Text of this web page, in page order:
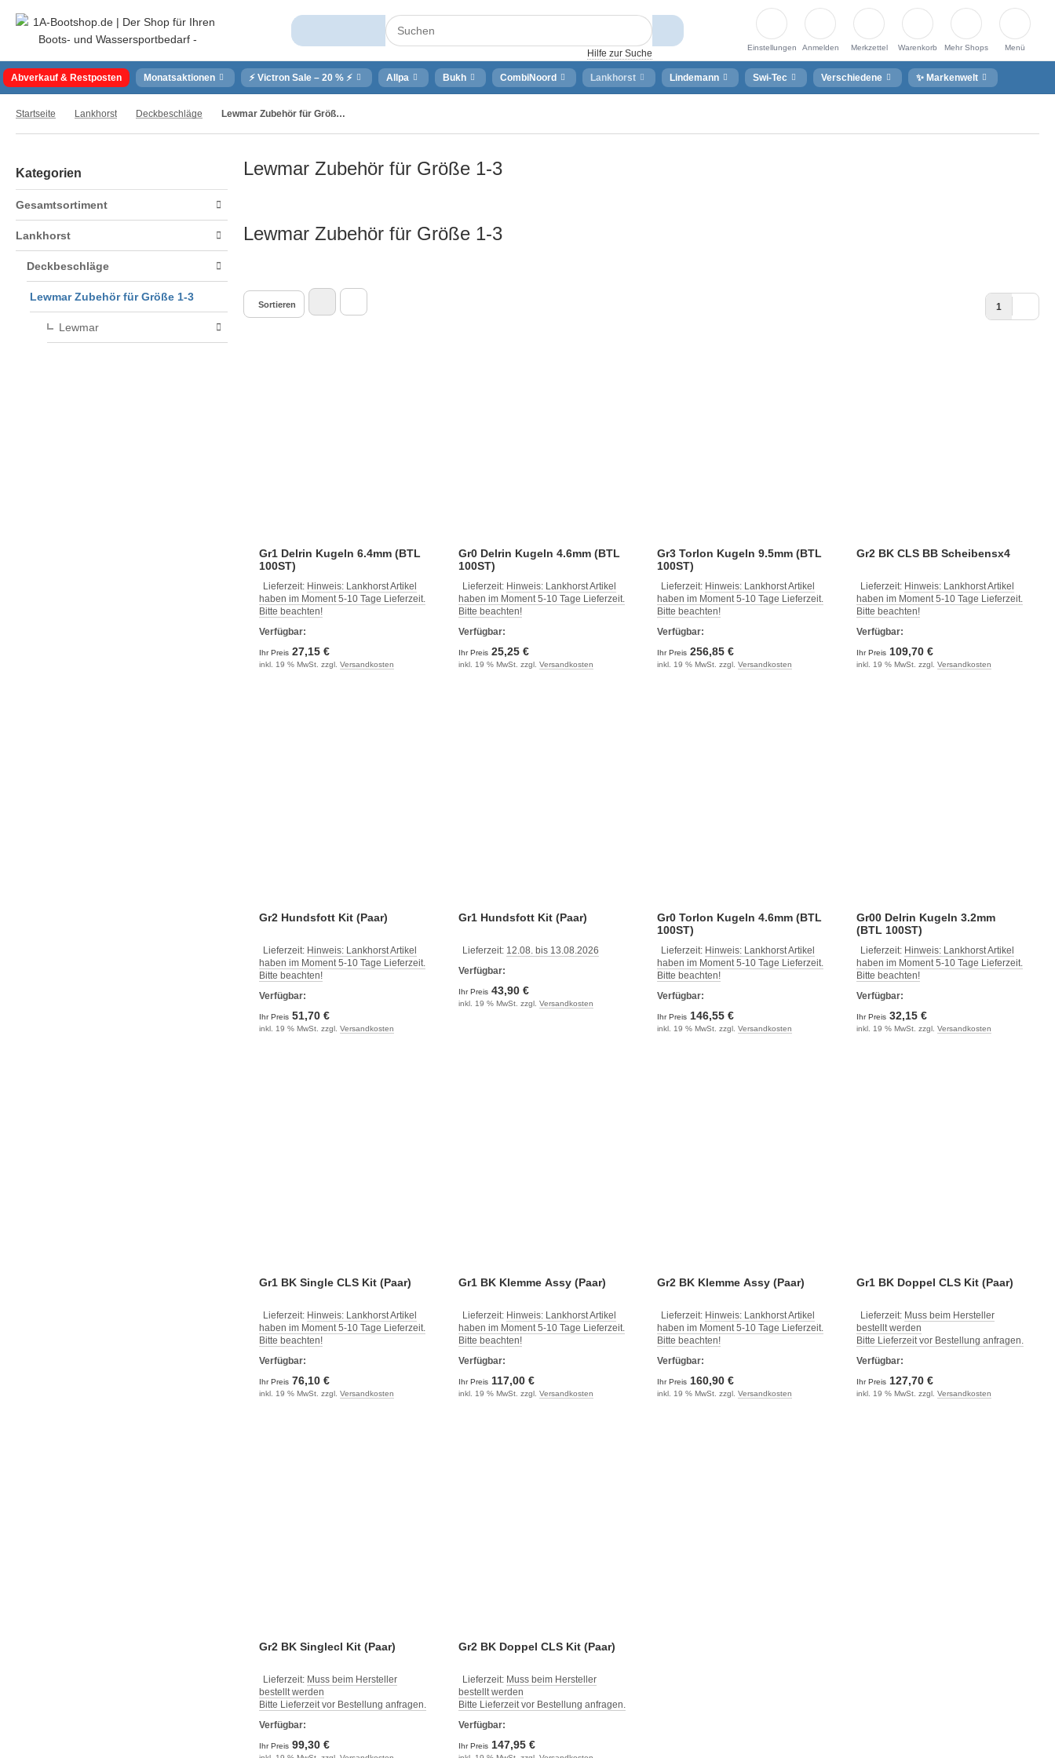
Hilfe zur Suche Einstellungen Anmelden Merkzettel Warenkorb Mehr Shops Menü
Abverkauf & Restposten Monatsaktionen ⚡ Victron Sale – 20 % ⚡ Allpa Bukh CombiNoord Lankhorst Lindemann Swi-Tec Verschiedene ✨ Markenwelt
Startseite Lankhorst Deckbeschläge Lewmar Zubehör für Größe 1-3
Kategorien
Gesamtsortiment
Lankhorst
Deckbeschläge
Lewmar Zubehör für Größe 1-3
Lewmar
Lewmar Zubehör für Größe 1-3
Lewmar Zubehör für Größe 1-3
Sortieren 1
Gr1 Delrin Kugeln 6.4mm (BTL
100ST)
Lieferzeit: Hinweis: Lankhorst Artikel
haben im Moment 5-10 Tage Lieferzeit.
Bitte beachten!
Verfügbar:
Ihr Preis 27,15 €
inkl. 19 % MwSt. zzgl. Versandkosten
Gr0 Delrin Kugeln 4.6mm (BTL
100ST)
Lieferzeit: Hinweis: Lankhorst Artikel
haben im Moment 5-10 Tage Lieferzeit.
Bitte beachten!
Verfügbar:
Ihr Preis 25,25 €
inkl. 19 % MwSt. zzgl. Versandkosten
Gr3 Torlon Kugeln 9.5mm (BTL
100ST)
Lieferzeit: Hinweis: Lankhorst Artikel
haben im Moment 5-10 Tage Lieferzeit.
Bitte beachten!
Verfügbar:
Ihr Preis 256,85 €
inkl. 19 % MwSt. zzgl. Versandkosten
Gr2 BK CLS BB Scheibensx4
Lieferzeit: Hinweis: Lankhorst Artikel
haben im Moment 5-10 Tage Lieferzeit.
Bitte beachten!
Verfügbar:
Ihr Preis 109,70 €
inkl. 19 % MwSt. zzgl. Versandkosten
Gr2 Hundsfott Kit (Paar)
Lieferzeit: Hinweis: Lankhorst Artikel
haben im Moment 5-10 Tage Lieferzeit.
Bitte beachten!
Verfügbar:
Ihr Preis 51,70 €
inkl. 19 % MwSt. zzgl. Versandkosten
Gr1 Hundsfott Kit (Paar)
Lieferzeit: 12.08. bis 13.08.2026
Verfügbar:
Ihr Preis 43,90 €
inkl. 19 % MwSt. zzgl. Versandkosten
Gr0 Torlon Kugeln 4.6mm (BTL
100ST)
Lieferzeit: Hinweis: Lankhorst Artikel
haben im Moment 5-10 Tage Lieferzeit.
Bitte beachten!
Verfügbar:
Ihr Preis 146,55 €
inkl. 19 % MwSt. zzgl. Versandkosten
Gr00 Delrin Kugeln 3.2mm
(BTL 100ST)
Lieferzeit: Hinweis: Lankhorst Artikel
haben im Moment 5-10 Tage Lieferzeit.
Bitte beachten!
Verfügbar:
Ihr Preis 32,15 €
inkl. 19 % MwSt. zzgl. Versandkosten
Gr1 BK Single CLS Kit (Paar)
Lieferzeit: Hinweis: Lankhorst Artikel
haben im Moment 5-10 Tage Lieferzeit.
Bitte beachten!
Verfügbar:
Ihr Preis 76,10 €
inkl. 19 % MwSt. zzgl. Versandkosten
Gr1 BK Klemme Assy (Paar)
Lieferzeit: Hinweis: Lankhorst Artikel
haben im Moment 5-10 Tage Lieferzeit.
Bitte beachten!
Verfügbar:
Ihr Preis 117,00 €
inkl. 19 % MwSt. zzgl. Versandkosten
Gr2 BK Klemme Assy (Paar)
Lieferzeit: Hinweis: Lankhorst Artikel
haben im Moment 5-10 Tage Lieferzeit.
Bitte beachten!
Verfügbar:
Ihr Preis 160,90 €
inkl. 19 % MwSt. zzgl. Versandkosten
Gr1 BK Doppel CLS Kit (Paar)
Lieferzeit: Muss beim Hersteller
bestellt werden
Bitte Lieferzeit vor Bestellung anfragen.
Verfügbar:
Ihr Preis 127,70 €
inkl. 19 % MwSt. zzgl. Versandkosten
Gr2 BK Singlecl Kit (Paar)
Lieferzeit: Muss beim Hersteller
bestellt werden
Bitte Lieferzeit vor Bestellung anfragen.
Verfügbar:
Ihr Preis 99,30 €
Gr2 BK Doppel CLS Kit (Paar)
Lieferzeit: Muss beim Hersteller
bestellt werden
Bitte Lieferzeit vor Bestellung anfragen.
Verfügbar:
Ihr Preis 147,95 €